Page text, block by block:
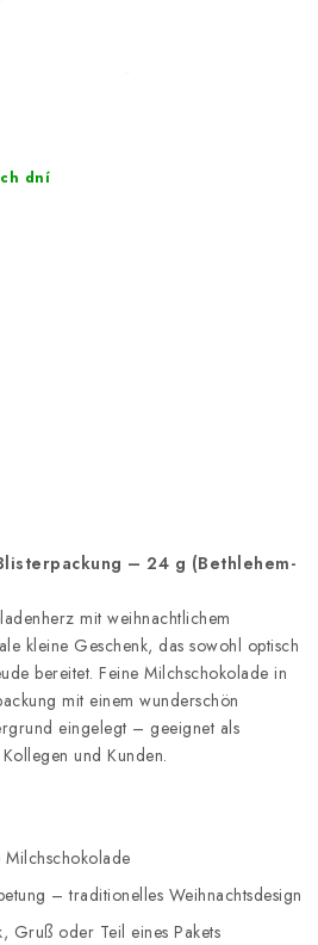
dní
– 24 g (Bethlehem-
mit weihnachtlichem
kleine Geschenk, das sowohl optisch
bereitet. Feine Milchschokolade in
mit einem wunderschön
eingelegt – geeignet als
und Kunden.
– traditionelles Weihnachtsdesign
Gruß oder Teil eines Pakets